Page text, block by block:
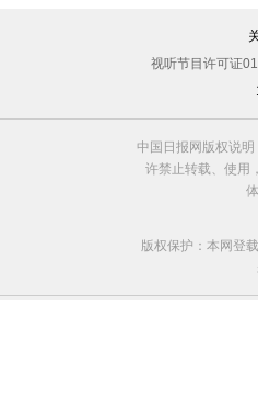
视听节目许可证
中国日报网版权说
许禁止转载、使用
版权保护：本网登